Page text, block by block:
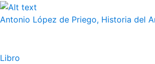
Antonio López de Priego, Historia del
Libro